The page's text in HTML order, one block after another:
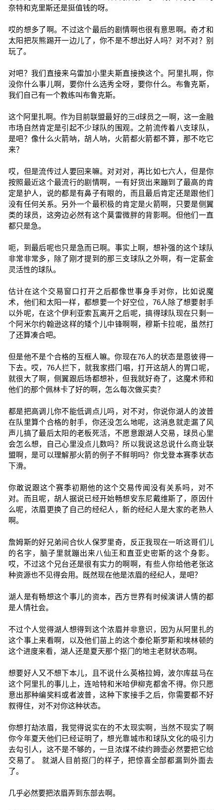
奈特和克里斯还是挺值钱的呀。
哎的想多了啊。不过这个最后的剧情啊也很有意思啊。奇才和
太阳把灰熊踢开一边儿了，你不是不想出好人吗？对不对？别
玩了。
对吧？我们直接来乌雷加小里夫斯直接换这个。阿里扎啊，你
没你什么事儿啊，要你什么选秀全呀，要你什么。布鲁克斯，
我们自己有一个教练叫布鲁克斯。
这个阿里扎啊。作为目前联盟最好的三d球员之一啊，这一金融
市场自然肯定是引起不少球队的围观。之前流传着八支球队，
是吧？像什么火箭呐，胡人呐，火箭都火箭都不算，那不吃它
来？
哎，但是流传过人要回来嘛。对对对，再比如七六人，但是你
按照最近这个最流行的剧情啊，一有好货出来蹦到了最高的肯
定是护人，说的都是有鼻子有眼的，而且最后肯定还是跟他们
没有任何关系。另外一个最积极的肯定是火箭啊，只要是侧翼
类的球员，这旁边必然有这个莫雷微胖的背影啊。但他们一直
都只是急。
呃，到最后呢也只是急而已啊。事实上啊，想补强的这个球队
非常非常多，除了刚才提到的那三支球队之外啊，有一定薪金
灵活性的球队。
估计在这个交易窗口打开之后都像世事身手对你，比如说魔
术，他们和太阳一样，都想要一个好空位，76人除了想要射手
以外呢，在这个伊利亚索瓦离开之后呢，搞得球队现在只剩一
个阿米尔约翰逊这样的矮个儿中锋啊啊，穆斯卡拉呢，虽然打
了还算凑合吧。
但是他不是个合格的互框人嘛。你现在76人的状态是恩彼得一
下去。哎，76人拦下，就我家搭门唱，打开这胡人的胃口呢，
就很大了啊，侧翼跟后场都想补，但我就好奇了，这魔术师和
他们的那个佩林卡了好的啊，怎么每次做买卖？
都是把高调儿你不能低调点儿吗，对不对，你说你湖人的波普
在队里算个合格的射手，你还没怎么地呢，这消息就走漏了风
声儿搞了最后太阳的老板死活，不愿意跟湖人交易，球员心里
会怎么想，自己心里没点儿数吗？所以我说这总说什么商业联
盟啊，是可以理解那火箭的例子不鲜明吗？你戈登本赛季状态
下滑。
你敢说跟这个赛季初期他的这个交易传闻没有关系吗，对不
对。而且呢，胡人据说已经开始畅想安东尼戴维斯了，原因什
么呢，浓眉更换了自己的经纪人，新的经纪人是大家的老熟人
啊。
詹姆斯的好兄弟间合伙人保罗里奇，反正我现在一听这哥们儿
的名字，脑子里就蹦出来八仙王和直亚史密斯的这个身影。
哎，不过这个兄台还是很有实力的啊啊，有些人你给他老张这
种资源也不见得会用。既然现在他是浓眉的经纪人，是吧？
湖人是有畅想这个事儿的资本，西方世界有时候演讲人情的都
是人情社会。
不过个人觉得湖人想得到这个浓眉并非意识，因为从阿里扎的
这个事上来看啊，以及他们苗上的这个泰伦斯罗斯和埃林顿的
这个进度来看，湖人还是夏天那个抠门的地主老财状态啊。
想要好人又不想下本儿，且不说什么英格拉姆，波尔库兹马在
这个阿里扎的事儿上，连哈特和米哈伊柳克都舍不得。你只愿
意出那种编奖料或者波普，这种下家接手之后，你需要都不好
叙得住，对不对你这种状态。
你想打劫浓眉，我觉得说实在的不太现实啊，当然不现实了啊
你今年夏天他们已经证明了，想光靠城市和球队文化的吸引力
去勾引人，这不是不够的，一旦浓煤不续约蹄壶必然要把它给
交易了。 就湖人目前抠门的样子，把惊喜全部都漏到外面去
了。
几乎必然要把浓眉弄到东部去啊。